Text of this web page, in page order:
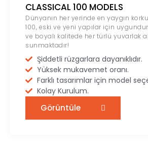
CLASSICAL 100 MODELS
Dünyanın her yerinde en yaygın
100, eski ve yeni yapılar için
ve boyalı kalitede her türlü yuvarlak
sunmaktadır!
Şiddetli rüzgarlara dayanıklıdır.
Yüksek mukavemet oranı.
Farklı tasarımlar için model
Kolay Kurulum.
Görüntüle